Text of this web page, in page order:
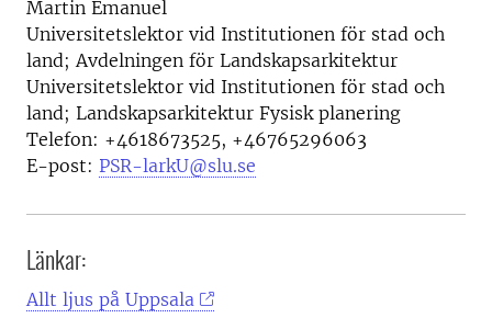
Martin Emanuel
Universitetslektor vid Institutionen för stad och
land; Avdelningen för Landskapsarkitektur
Universitetslektor vid Institutionen för stad och
land; Landskapsarkitektur Fysisk planering
Telefon: +4618673525, +46765296063
E-post: PSR-larkU@slu.se
Länkar:
Allt ljus på Uppsala